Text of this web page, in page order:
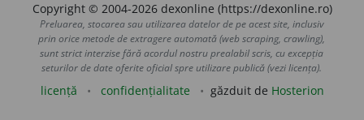
Copyright © 2004-2026 dexonline (https://dexonline.ro)
Preluarea, stocarea sau utilizarea datelor de pe acest site, inclusiv
prin orice metode de extragere automată (web scraping, crawling),
sunt strict interzise fără acordul nostru prealabil scris, cu excepția
seturilor de date oferite oficial spre utilizare publică (vezi licența).
licență confidențialitate găzduit de Hosterion